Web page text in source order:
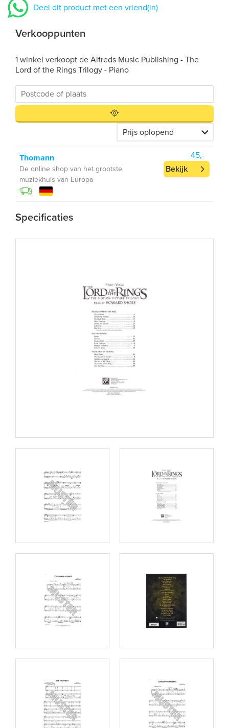
Deel dit product met een vriend(in)
Verkooppunten
1 winkel verkoopt de Alfreds Music Publishing - The
Lord of the Rings Trilogy - Piano
Thomann
De online shop van het grootste
muziekhuis van Europa
45,-
Bekijk
Specificaties